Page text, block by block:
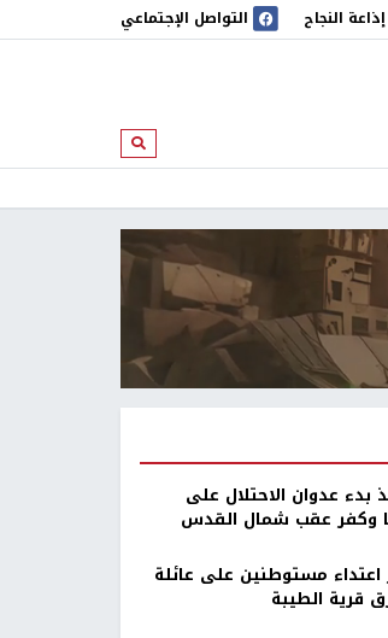
إذاعة النجاح
النجاح التواصل الإجتماعي
ابحث
بدء عدوان الاحتلال على
وكفر عقب شمال القدس
اعتداء مستوطنين على عائلة
قرية الطيبة